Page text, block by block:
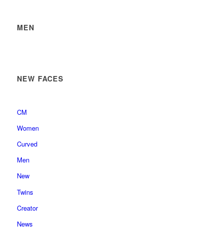
MEN
NEW FACES
CM
Women
Curved
Men
New
Twins
Creator
News